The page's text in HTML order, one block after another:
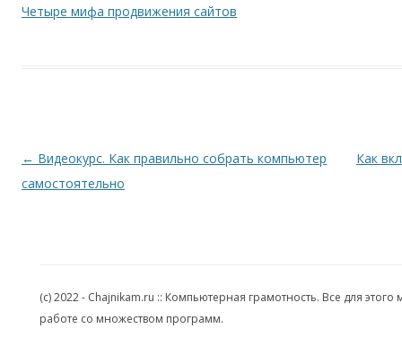
Четыре мифа продвижения сайтов
Навигация по записям
← Видеокурс. Как правильно собрать компьютер
самостоятельно
Как
(c) 2022 - Chajnikam.ru :: Компьютерная грамотность. Все для
работе со множеством программ.